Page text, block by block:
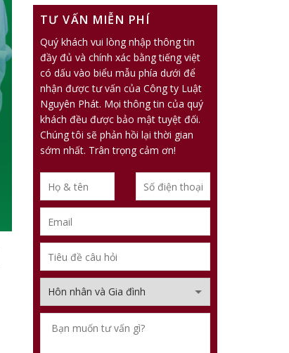
TƯ VẤN MIỄN PHÍ
Quý khách vui lòng nhập thông tin
đầy đủ và chính xác bằng tiếng việt
có dấu vào biểu mẫu phía dưới để
nhận được tư vấn của Công ty Luật
Nguyên Phát. Mọi thông tin của quý
khách đều được bảo mật tuyệt đối.
Chúng tôi sẽ phản hồi lại thời gian
sớm nhất. Trân trọng cảm ơn!